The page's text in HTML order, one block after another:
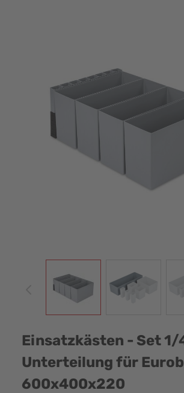
Einsatzkästen - Set 1/
Unterteilung für
600x400x220